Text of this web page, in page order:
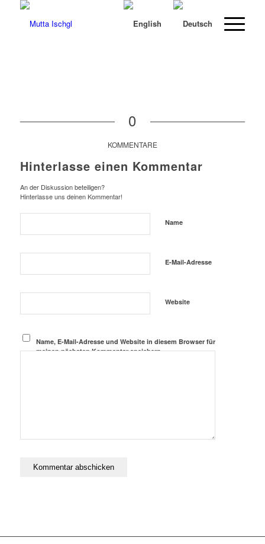
0
KOMMENTARE
Hinterlasse einen Kommentar
An der Diskussion beteiligen?
Hinterlasse uns deinen Kommentar!
Name
E-Mail-Adresse
Website
Name, E-Mail-Adresse und Website in diesem Browser für
meinen nächsten Kommentar speichern.